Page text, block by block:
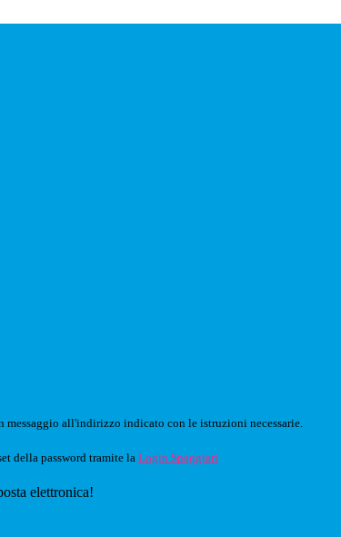
messaggio all'indirizzo indicato con le istruzioni necessarie.
della password tramite la Login Spaggiari
elettronica!